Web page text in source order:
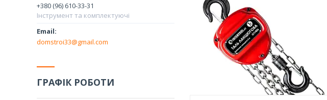
+380 (96) 610-33-31
Інструмент та комплектуючі
domstroi33@gmail.com
ГРАФІК РОБОТИ